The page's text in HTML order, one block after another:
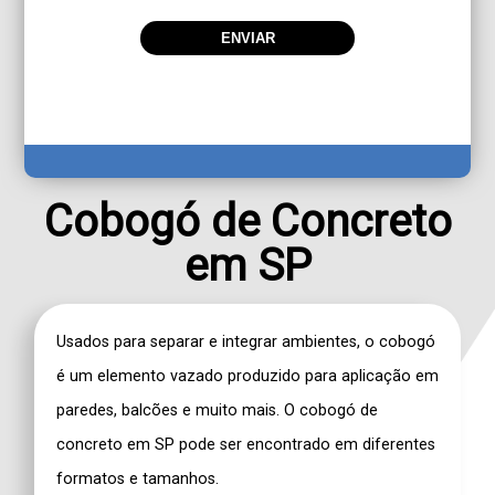
Cobogó de Concreto
em SP
Usados para separar e integrar ambientes, o cobogó
é um elemento vazado produzido para aplicação em
paredes, balcões e muito mais. O cobogó de
concreto em SP pode ser encontrado em diferentes
formatos e tamanhos.